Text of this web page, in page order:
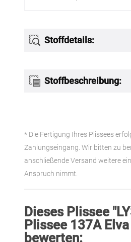
Stoffdetails:
Stoffbeschreibung:
* Die Fertigung Ihres Plissees
Zahlungseingang. Wir bitten zu
anschließende Versand weitere
Anspruch nimmt.
Dieses Plissee
Plissee 137A
bewerten: